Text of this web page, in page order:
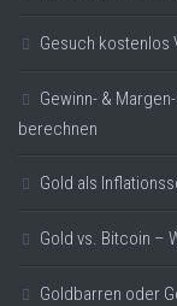
Gesuch
Gewinn- &
berechnen
Gold als
Gold vs. Bitcoin –
Goldbarren oder